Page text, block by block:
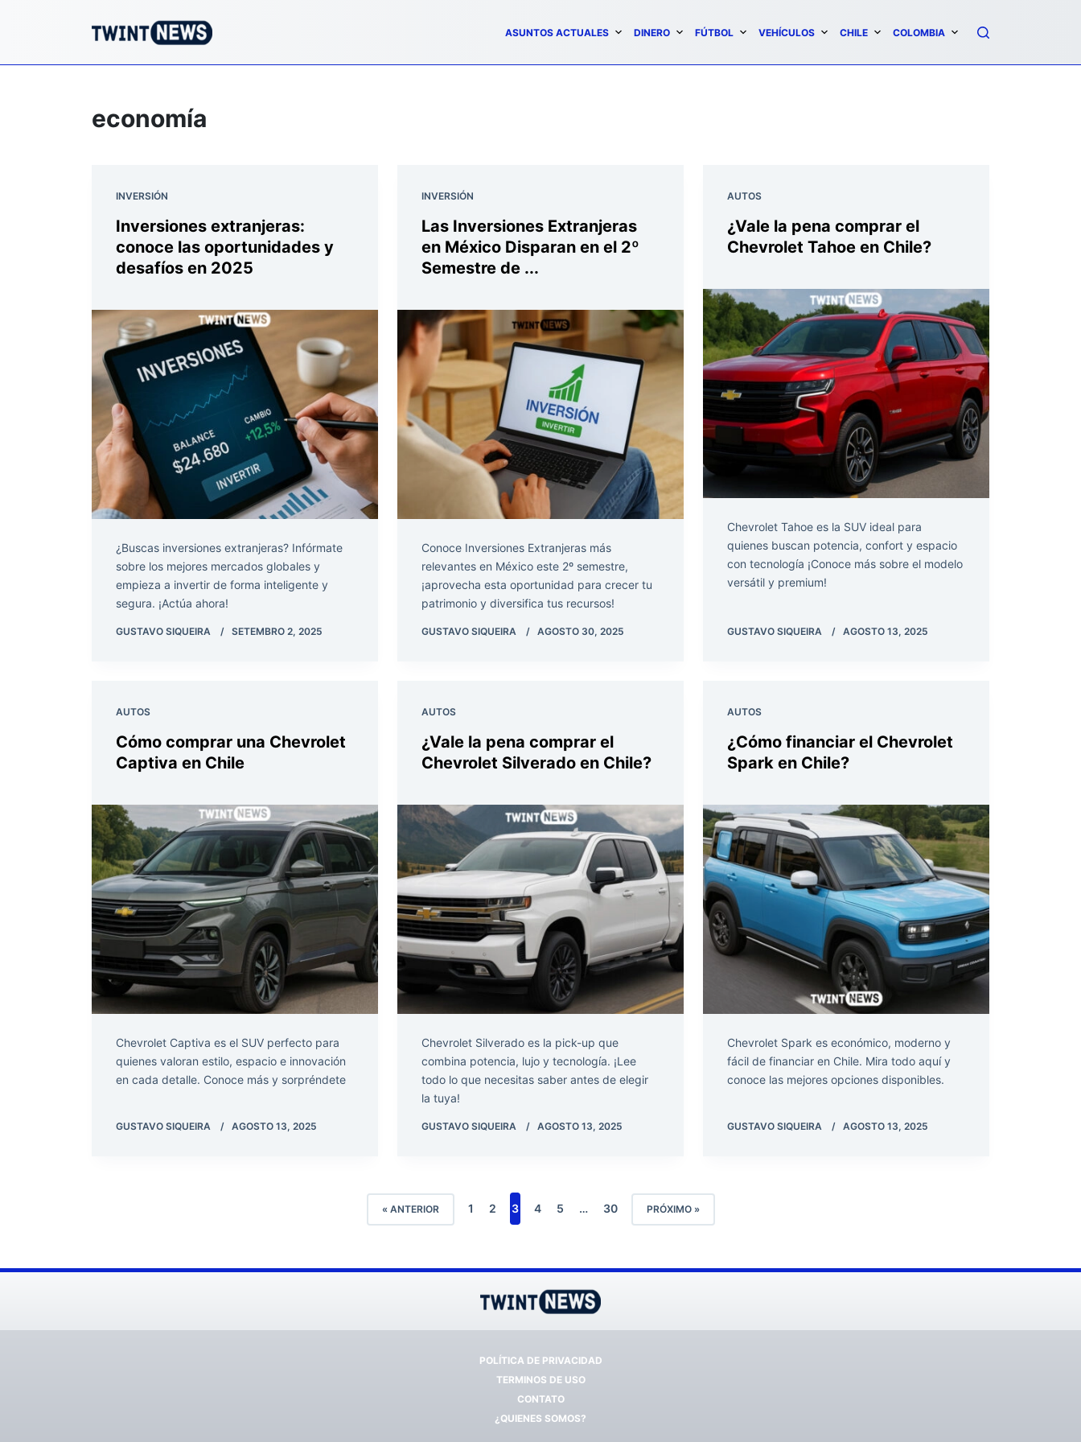
ASUNTOS ACTUALES DINERO FÚTBOL VEHÍCULOS CHILE COLOMBIA
economía
INVERSIÓN
Inversiones extranjeras:
conoce las oportunidades y
desafíos en 2025
¿Buscas inversiones extranjeras? Infórmate
sobre los mejores mercados globales y
empieza a invertir de forma inteligente y
segura. ¡Actúa ahora!
GUSTAVO SIQUEIRA SETEMBRO 2, 2025
INVERSIÓN
Las Inversiones Extranjeras
en México Disparan en el 2º
Semestre de ...
Conoce Inversiones Extranjeras más
relevantes en México este 2º semestre,
¡aprovecha esta oportunidad para crecer tu
patrimonio y diversifica tus recursos!
GUSTAVO SIQUEIRA AGOSTO 30, 2025
AUTOS
¿Vale la pena comprar el
Chevrolet Tahoe en Chile?
Chevrolet Tahoe es la SUV ideal para
quienes buscan potencia, confort y espacio
con tecnología ¡Conoce más sobre el modelo
versátil y premium!
GUSTAVO SIQUEIRA AGOSTO 13, 2025
AUTOS
Cómo comprar una Chevrolet
Captiva en Chile
Chevrolet Captiva es el SUV perfecto para
quienes valoran estilo, espacio e innovación
en cada detalle. Conoce más y sorpréndete
GUSTAVO SIQUEIRA AGOSTO 13, 2025
AUTOS
¿Vale la pena comprar el
Chevrolet Silverado en Chile?
Chevrolet Silverado es la pick-up que
combina potencia, lujo y tecnología. ¡Lee
todo lo que necesitas saber antes de elegir
la tuya!
GUSTAVO SIQUEIRA AGOSTO 13, 2025
AUTOS
¿Cómo financiar el Chevrolet
Spark en Chile?
Chevrolet Spark es económico, moderno y
fácil de financiar en Chile. Mira todo aquí y
conoce las mejores opciones disponibles.
GUSTAVO SIQUEIRA AGOSTO 13, 2025
« ANTERIOR 1 2 3 4 5 … 30 PRÓXIMO »
POLÍTICA DE PRIVACIDAD
TERMINOS DE USO
CONTATO
¿QUIENES SOMOS?